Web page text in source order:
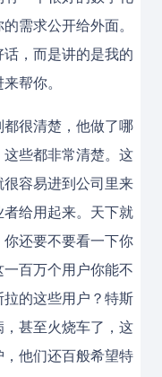
需求公开给外面。
，而是讲的是我的
帮你。
很清楚，他做了哪
些都非常清楚。这
容易进到公司里来
给用起来。天下就
还要不要看一下你
百万个用户你能不
的这些用户？特斯
甚至火烧车了，这
他们还百般希望特